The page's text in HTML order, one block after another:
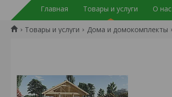
Главная Товары и услуги О нас
Товары и услуги Дома и домокомплекты